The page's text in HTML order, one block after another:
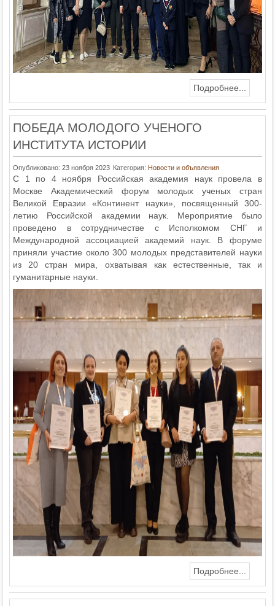
Подробнее...
ПОБЕДА МОЛОДОГО УЧЕНОГО
ИНСТИТУТА ИСТОРИИ
Опубликовано: 23 ноября 2023 Категория: Новости и объявления
С 1 по 4 ноября Российская академия наук провела в
Москве Академический форум молодых ученых стран
Великой Евразии «Континент науки», посвященный 300-
летию Российской академии наук. Мероприятие было
проведено в сотрудничестве с Исполкомом СНГ и
Международной ассоциацией академий наук. В форуме
приняли участие около 300 молодых представителей науки
из 20 стран мира, охватывая как естественные, так и
гуманитарные науки.
Подробнее...